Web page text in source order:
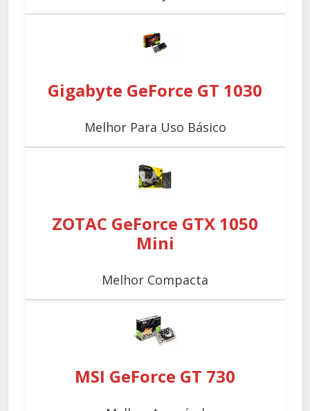
Gigabyte GeForce GT 1030
Melhor Para Uso Básico
ZOTAC GeForce GTX 1050
Mini
Melhor Compacta
MSI GeForce GT 730